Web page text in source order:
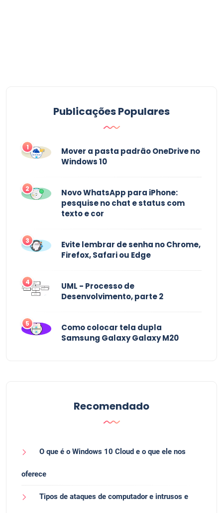
Publicações Populares
1
Mover a pasta padrão OneDrive no
Windows 10
2
Novo WhatsApp para iPhone:
pesquise no chat e status com
texto e cor
3
Evite lembrar de senha no Chrome,
Firefox, Safari ou Edge
4
UML - Processo de
Desenvolvimento, parte 2
5
Como colocar tela dupla
Samsung Galaxy Galaxy M20
Recomendado
O que é o Windows 10 Cloud e o que ele nos
oferece
Tipos de ataques de computador e intrusos e